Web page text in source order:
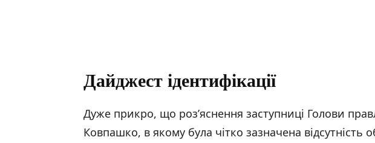
Дайджест ідентифікації
Дуже прикро, що роз’яснення заступниці Голови
Ковпашко, в якому була чітко зазначена відсутність